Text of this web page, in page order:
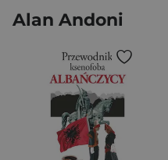
Alan Andoni